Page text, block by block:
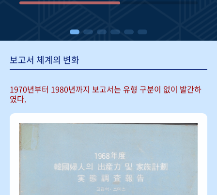
보고서 체계의 변화
1970년부터 1980년까지 보고서는 유형 구분이 없이 발간하
였다.